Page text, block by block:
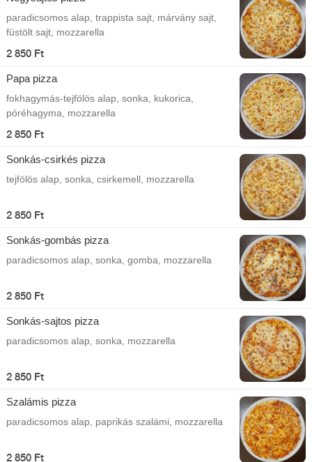
paradicsomos alap, trappista sajt, márvány sajt,
füstölt sajt, mozzarella
2 850 Ft
Papa pizza
fokhagymás-tejfölös alap, sonka, kukorica,
póréhagyma, mozzarella
2 850 Ft
Sonkás-csirkés pizza
tejfölös alap, sonka, csirkemell, mozzarella
2 850 Ft
Sonkás-gombás pizza
paradicsomos alap, sonka, gomba, mozzarella
2 850 Ft
Sonkás-sajtos pizza
paradicsomos alap, sonka, mozzarella
2 850 Ft
Szalámis pizza
paradicsomos alap, paprikás szalámi, mozzarella
2 850 Ft